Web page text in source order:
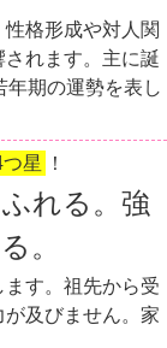
格形成や対人関
れます。主に誕
年期の運勢を表し
星 ！
れる。強
。
す。祖先から受
及びません。家